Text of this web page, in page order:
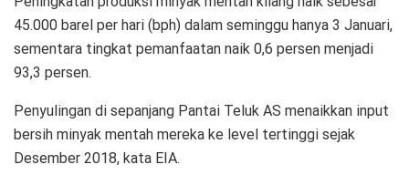
45.000 barel per hari (bph) dalam seminggu hanya 3 Januari,
sementara tingkat pemanfaatan naik 0,6 persen menjadi
93,3 persen.
Penyulingan di sepanjang Pantai Teluk AS menaikkan input
bersih minyak mentah mereka ke level tertinggi sejak
Desember 2018, kata EIA.